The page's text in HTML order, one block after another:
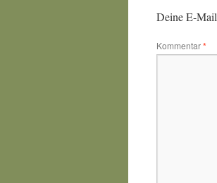
Deine E-
Kommentar*